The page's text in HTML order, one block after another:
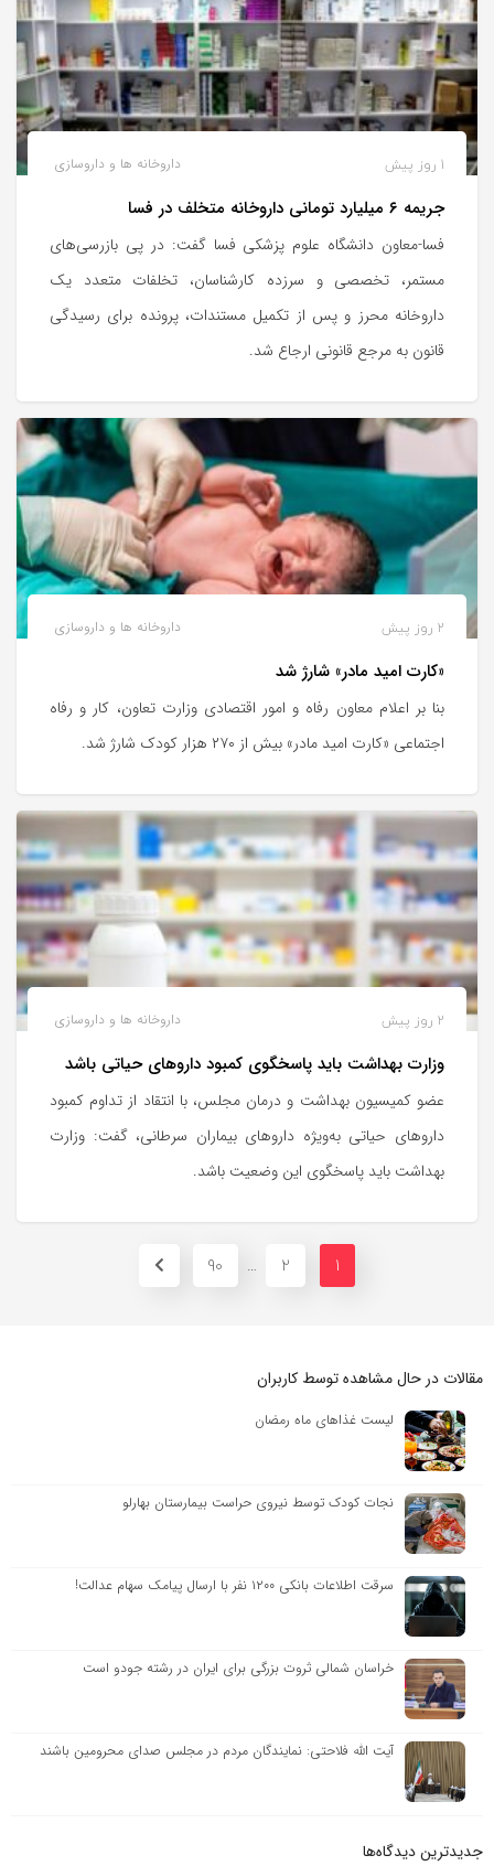
داروخانه ها و داروسازی 1 روز پیش
جریمه ۶ میلیارد تومانی داروخانه متخلف در فسا
فسا-معاون دانشگاه علوم پزشکی فسا گفت: در پی بازرسی‌های
مستمر، تخصصی و سرزده کارشناسان، تخلفات متعدد یک
داروخانه محرز و پس از تکمیل مستندات، پرونده برای رسیدگی
قانون به مرجع قانونی ارجاع شد.
داروخانه ها و داروسازی 2 روز پیش
«کارت امید مادر» شارژ شد
بنا بر اعلام معاون رفاه و امور اقتصادی وزارت تعاون، کار و رفاه
اجتماعی «کارت امید مادر» بیش از ۲۷۰ هزار کودک شارژ شد.
داروخانه ها و داروسازی 2 روز پیش
وزارت بهداشت باید پاسخگوی کمبود داروهای حیاتی باشد
عضو کمیسیون بهداشت و درمان مجلس، با انتقاد از تداوم کمبود
داروهای حیاتی به‌ویژه داروهای بیماران سرطانی، گفت: وزارت
بهداشت باید پاسخگوی این وضعیت باشد.
1
2
…
90
مقالات در حال مشاهده توسط کاربران
لیست غذاهای ماه رمضان
نجات کودک توسط نیروی حراست بیمارستان بهارلو
سرقت اطلاعات بانکی ۱۲۰۰ نفر با ارسال پیامک سهام عدالت!
خراسان شمالی ثروت بزرگی برای ایران در رشته جودو است
آیت الله فلاحتی: نمایندگان مردم در مجلس صدای محرومین باشند
جدیدترین دیدگاه‌‌ها